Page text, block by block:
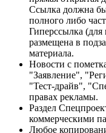
Ссылка должна
полного либо
Гиперссылка
размещена в
материала.
Новости с
"Заявление",
"Тест-драйв",
правах рекламы.
Раздел
коммерческими
Любое